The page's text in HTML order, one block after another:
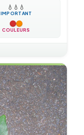
💧 💧 💧
IMPORTANT
COULEURS